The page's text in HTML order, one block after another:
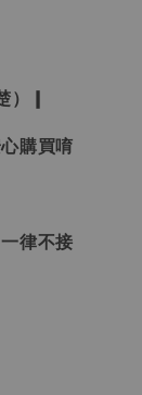
）❙
購買唷
律不接